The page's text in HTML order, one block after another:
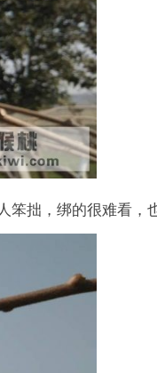
拙，绑的很难看，